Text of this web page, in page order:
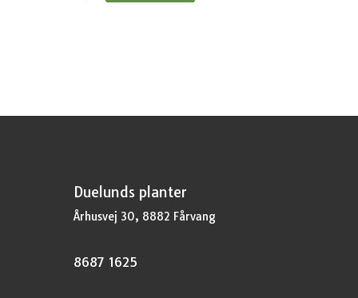
Duelunds planter
Århusvej 30, 8882 Fårvang
8687 1625